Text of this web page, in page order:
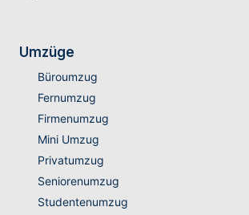
Umzüge
Büroumzug
Fernumzug
Firmenumzug
Mini Umzug
Privatumzug
Seniorenumzug
Studentenumzug